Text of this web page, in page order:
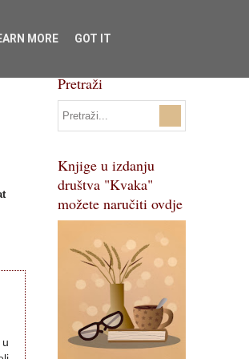
Pojmovnik
Pretraži
Knjige u izdanju
društva "Kvaka"
možete naručiti ovdje
MORE GOT IT